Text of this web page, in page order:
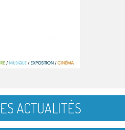
ACTUALITÉS